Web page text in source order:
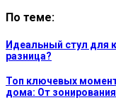
По теме:
Идеальный стул для
разница?
Топ ключевых
дома: От